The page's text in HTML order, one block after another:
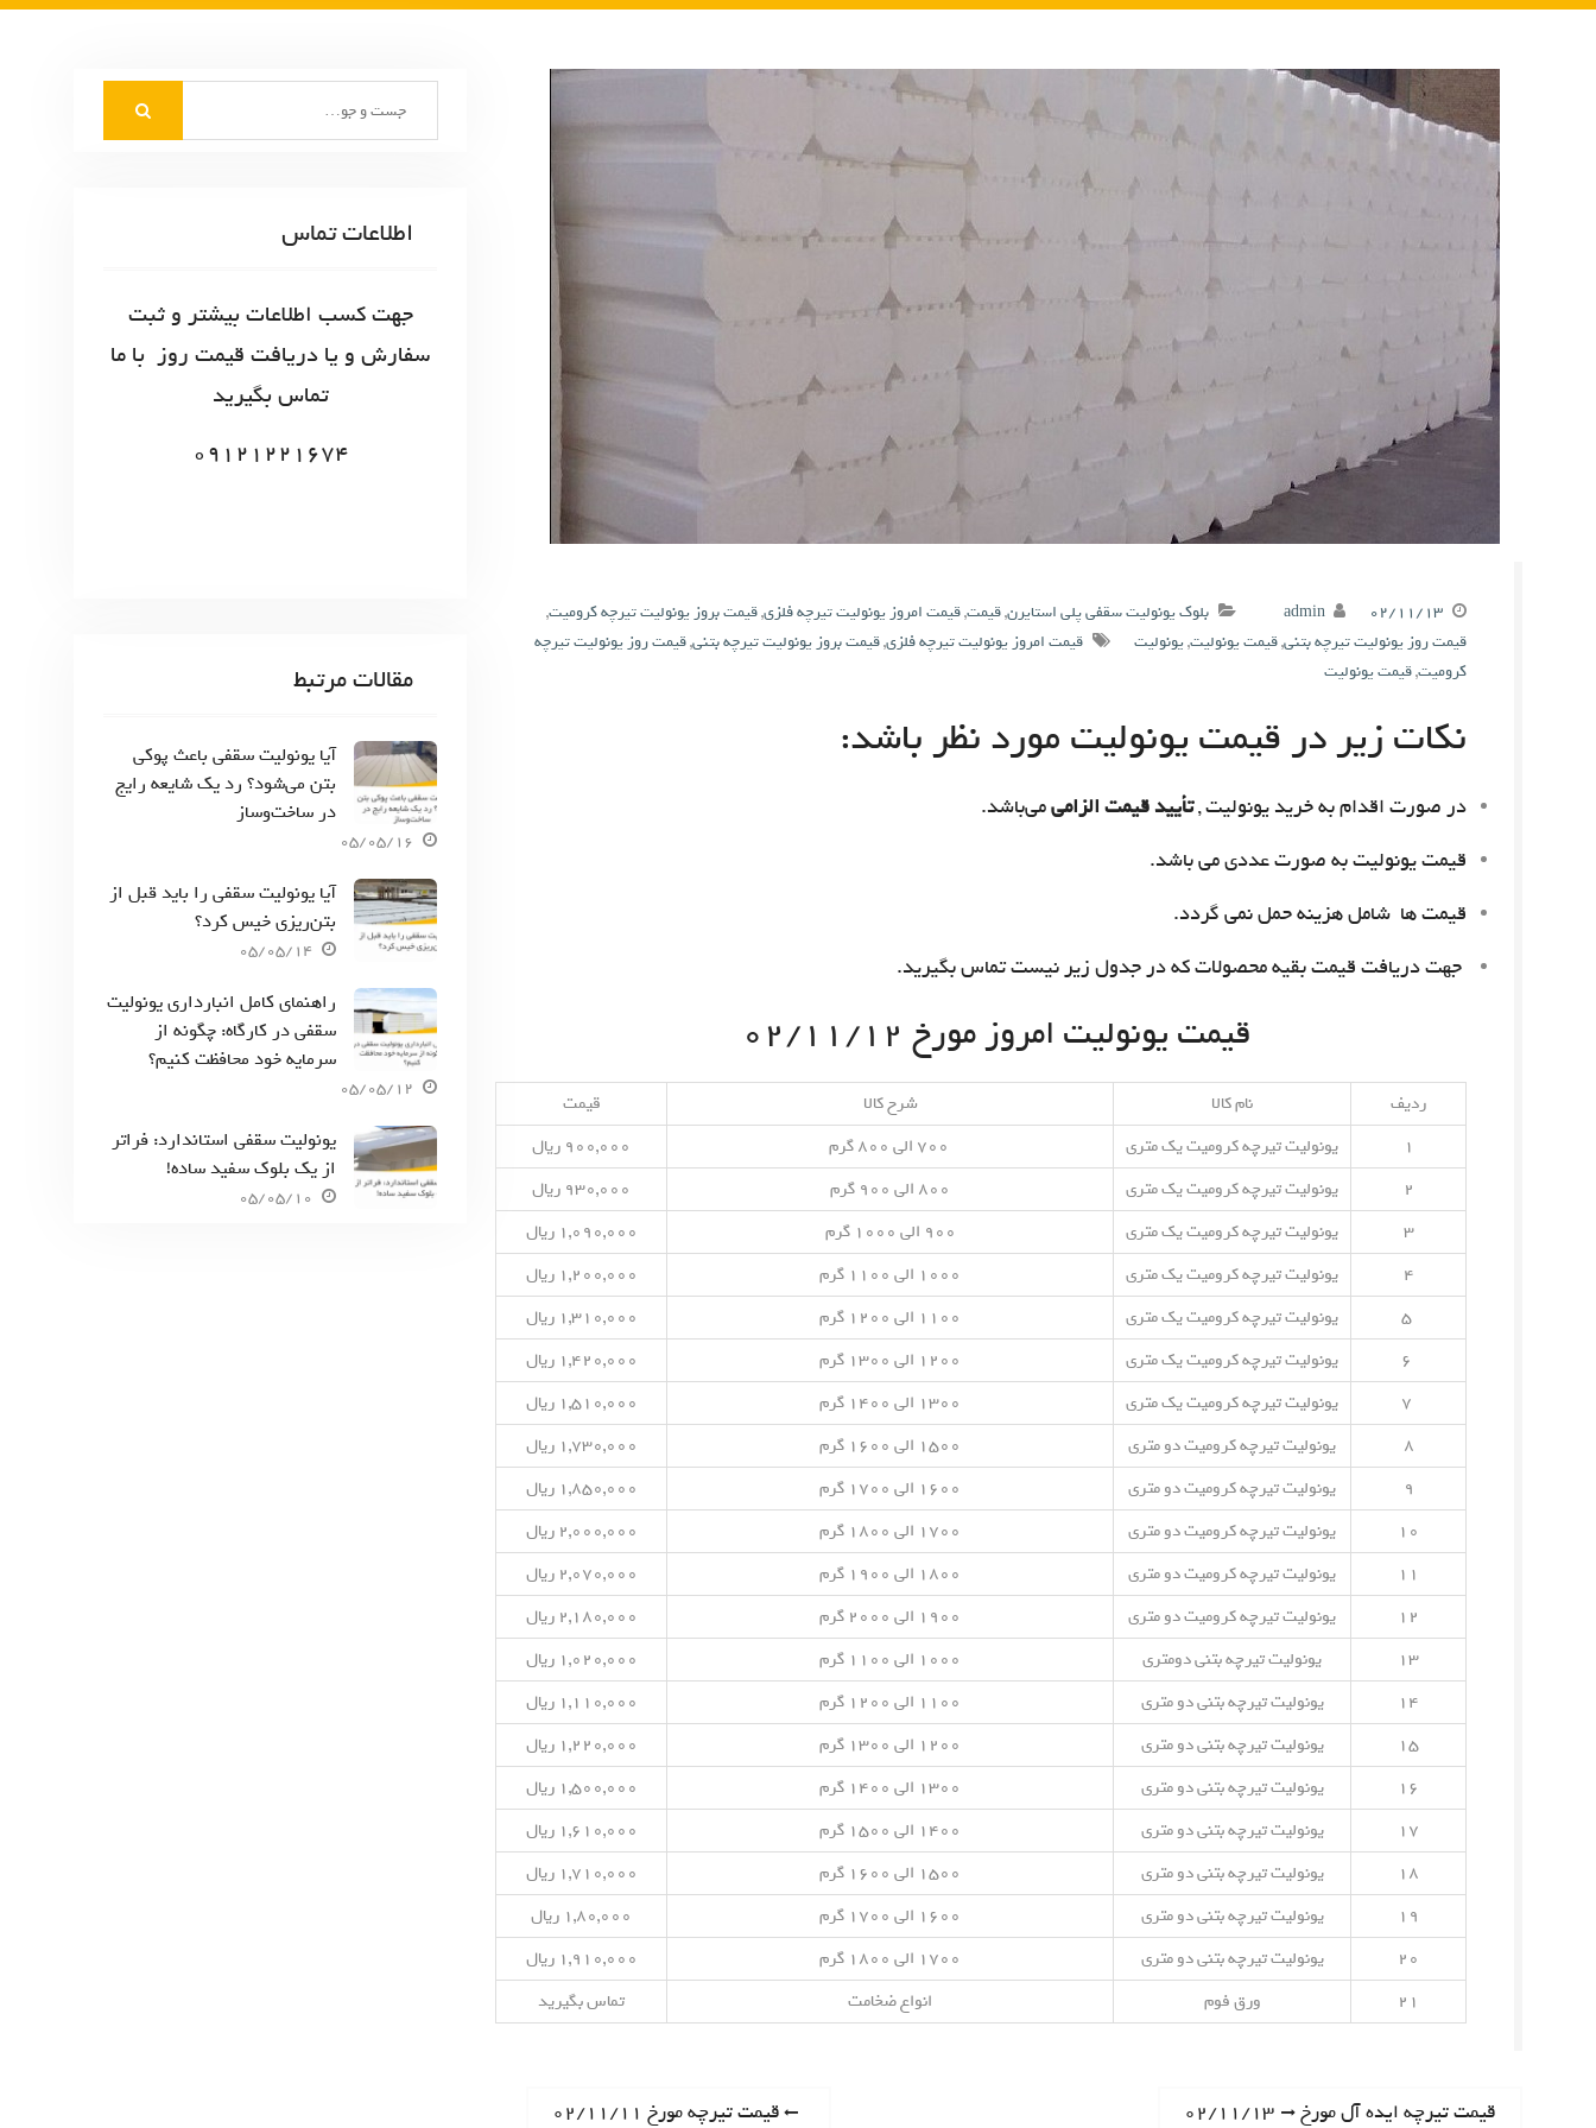
۰۲/۱۱/۱۳ admin بلوک یونولیت سقفی پلی استایرن,قیمت,قیمت امروز یونولیت تیرچه فلزی,قیمت بروز یونولیت تیرچه کرومیت,
قیمت روز یونولیت تیرچه بتنی,قیمت یونولیت,یونولیت قیمت امروز یونولیت تیرچه فلزی,قیمت بروز یونولیت تیرچه بتنی,قیمت روز یونولیت تیرچه
کرومیت,قیمت یونولیت
نکات زیر در قیمت یونولیت مورد نظر باشد:
در صورت اقدام به خرید یونولیت ,تأیید قیمت الزامیمی‌باشد.
قیمت یونولیت به صورت عددی می باشد.
قیمت ها شامل هزینه حمل نمی گردد.
جهت دریافت قیمت بقیه محصولات که در جدول زیر نیست تماس بگیرید.
قیمت یونولیت امروز مورخ ۰۲/۱۱/۱۲
ردیف نام کالا شرح کالا
قیمت
۱
یونولیت تیرچه کرومیت یک متری
۹۰۰,۰۰۰ ریال
۲
یونولیت تیرچه کرومیت یک متری ۸۰۰ الی ۹۰۰ گرم
۹۳۰,۰۰۰ ریال
۳
یونولیت تیرچه کرومیت یک متری ۹۰۰ الی ۱۰۰۰ گرم
۱,۰۹۰,۰۰۰ ریال
۴
یونولیت تیرچه کرومیت یک متری ۱۰۰۰ الی ۱۱۰۰ گرم
۱,۲۰۰,۰۰۰ ریال
یونولیت تیرچه کرومیت یک متری ۱۱۰۰ الی ۱۲۰۰ گرم
۱,۳۱۰,۰۰۰ ریال
یونولیت تیرچه کرومیت یک متری ۱۲۰۰ الی ۱۳۰۰ گرم
۱,۴۲۰,۰۰۰ ریال
یونولیت تیرچه کرومیت یک متری ۱۳۰۰ الی ۱۴۰۰ گرم
۱,۵۱۰,۰۰۰ ریال
۸
یونولیت تیرچه کرومیت دو متری ۱۵۰۰ الی ۱۶۰۰ گرم
۱,۷۳۰,۰۰۰ ریال
۹
یونولیت تیرچه کرومیت دو متری ۱۶۰۰ الی ۱۷۰۰ گرم
۱,۸۵۰,۰۰۰ ریال
۱۰
یونولیت تیرچه کرومیت دو متری ۱۷۰۰ الی ۱۸۰۰ گرم
۲,۰۰۰,۰۰۰ ریال
۱۱
یونولیت تیرچه کرومیت دو متری ۱۸۰۰ الی ۱۹۰۰ گرم
۲,۰۷۰,۰۰۰ ریال
۱۲
یونولیت تیرچه کرومیت دو متری ۱۹۰۰ الی ۲۰۰۰ گرم
۲,۱۸۰,۰۰۰ ریال
۱۳
یونولیت تیرچه بتنی دومتری ۱۰۰۰ الی ۱۱۰۰ گرم
۱,۰۲۰,۰۰۰ ریال
۱۴
یونولیت تیرچه بتنی دو متری ۱۱۰۰ الی ۱۲۰۰ گرم
۱,۱۱۰,۰۰۰ ریال
۱۵
یونولیت تیرچه بتنی دو متری ۱۲۰۰ الی ۱۳۰۰ گرم
۱,۲۲۰,۰۰۰ ریال
۱۶
یونولیت تیرچه بتنی دو متری ۱۳۰۰ الی ۱۴۰۰ گرم
۱,۵۰۰,۰۰۰ ریال
۱۷
یونولیت تیرچه بتنی دو متری ۱۴۰۰ الی ۱۵۰۰ گرم
۱,۶۱۰,۰۰۰ ریال
۱۸
یونولیت تیرچه بتنی دو متری ۱۵۰۰ الی ۱۶۰۰ گرم
۱,۷۱۰,۰۰۰ ریال
۱۹
یونولیت تیرچه بتنی دو متری ۱۶۰۰ الی ۱۷۰۰ گرم
۱,۸۰,۰۰۰ ریال
۲۰
یونولیت تیرچه بتنی دو متری ۱۷۰۰ الی ۱۸۰۰ گرم
۱,۹۱۰,۰۰۰ ریال
۲۱
ورق فوم انواع ضخامت تماس بگیرید
P
قیمت تیرچه مورخ ۰۲/۱۱/۱۱
N
قیمت تیرچه ایده آل مورخ ۰۲/۱۱/۱۳
اطلاعات تماس
جهت کسب اطلاعات بیشتر و ثبت
سفارش و یا دریافت قیمت روز با ما
تماس بگیرید
09121221674
مقالات مرتبط
آیا یونولیت سقفی باعث پوکی
بتن می‌شود؟ رد یک شایعه رایج
در ساخت‌وساز
05/05/16
آیا یونولیت سقفی را باید قبل از
بتن‌ریزی خیس کرد؟
05/05/14
راهنمای کامل انبارداری یونولیت
سقفی در کارگاه: چگونه از
سرمایه خود محافظت کنیم؟
05/05/12
یونولیت سقفی استاندارد: فراتر
از یک بلوک سفید ساده!
05/05/10